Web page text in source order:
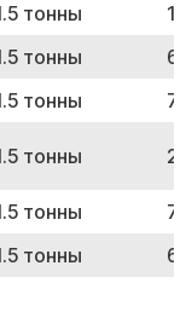
тонны
тонны
тонны
тонны
тонны
тонны